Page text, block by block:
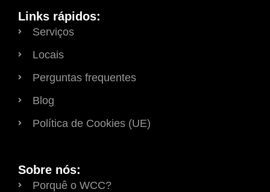
Links rápidos:
Serviços
Locais
Perguntas frequentes
Blog
Política de Cookies (UE)
Sobre nós:
Porquê o WCC?